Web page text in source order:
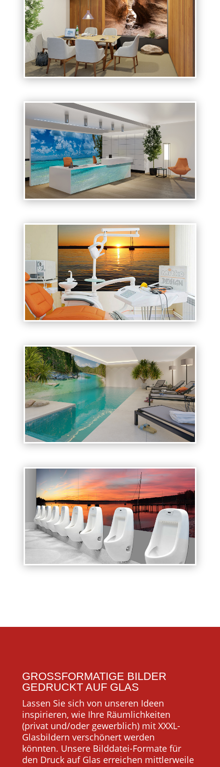
GROSSFORMATIGE BILDER
GEDRUCKT AUF GLAS
Lassen Sie sich von unseren Ideen
inspirieren, wie Ihre Räumlichkeiten
(privat und/oder gewerblich) mit XXXL-
Glasbildern verschönert werden
könnten. Unsere Bilddatei-Formate für
den Druck auf Glas erreichen mittlerweile